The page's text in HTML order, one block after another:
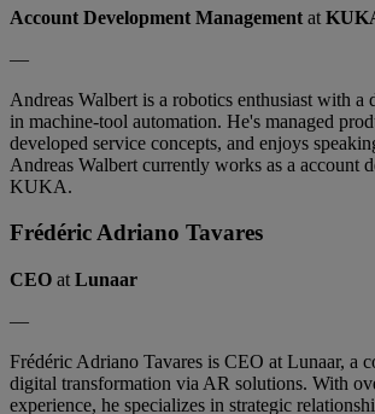
Account Development Management at
—
Andreas Walbert is a robotics enthusiast with a
in machine-tool automation. He's managed
developed service concepts, and enjoys
Andreas Walbert currently works as a account
KUKA.
Frédéric Adriano Tavares
CEO at Lunaar
—
Frédéric Adriano Tavares is CEO at Lunaar, a
digital transformation via AR solutions. With
experience, he specializes in strategic